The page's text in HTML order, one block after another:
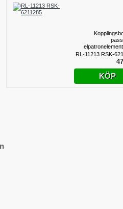
R50 gänga,
RL-11213 RSK-
KÖP